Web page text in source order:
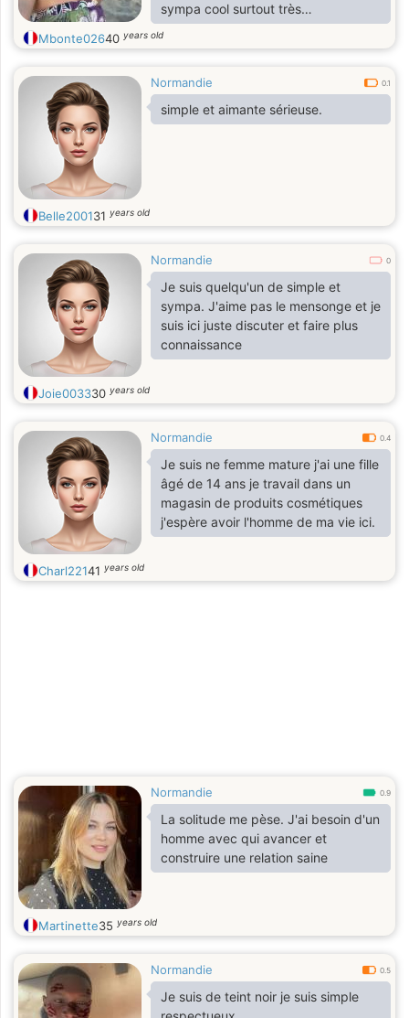
sympa cool surtout très
respectueuse.
Mbonte02640 years old
Normandie 0.1
simple et aimante sérieuse.
Belle200131 years old
Normandie 0
Je suis quelqu'un de simple et
sympa. J'aime pas le mensonge et je
suis ici juste discuter et faire plus
connaissance
Joie003330 years old
Normandie 0.4
Je suis ne femme mature j'ai une fille
âgé de 14 ans je travail dans un
magasin de produits cosmétiques
j'espère avoir l'homme de ma vie ici.
Charl22141 years old
Normandie 0.9
La solitude me pèse. J'ai besoin d'un
homme avec qui avancer et
construire une relation saine
Martinette35 years old
Normandie 0.5
Je suis de teint noir je suis simple